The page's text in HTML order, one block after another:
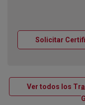
Solicitar
Ver todos los